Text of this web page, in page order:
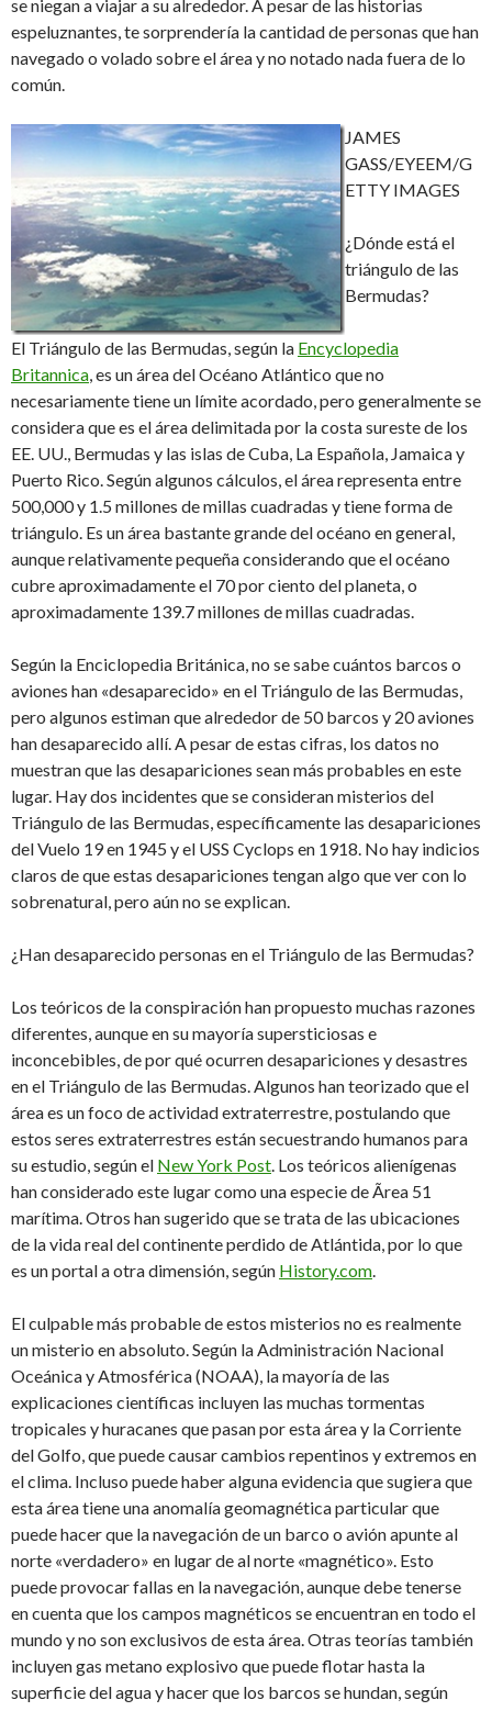
se niegan a viajar a su alrededor. A pesar de las historias
espeluznantes, te sorprendería la cantidad de personas que han
navegado o volado sobre el área y no notado nada fuera de lo
común.
JAMES
GASS/EYEEM/G
ETTY IMAGES
¿Dónde está el
triángulo de las
Bermudas?
El Triángulo de las Bermudas, según la Encyclopedia
Britannica, es un área del Océano Atlántico que no
necesariamente tiene un límite acordado, pero generalmente se
considera que es el área delimitada por la costa sureste de los
EE. UU., Bermudas y las islas de Cuba, La Española, Jamaica y
Puerto Rico. Según algunos cálculos, el área representa entre
500,000 y 1.5 millones de millas cuadradas y tiene forma de
triángulo. Es un área bastante grande del océano en general,
aunque relativamente pequeña considerando que el océano
cubre aproximadamente el 70 por ciento del planeta, o
aproximadamente 139.7 millones de millas cuadradas.
Según la Enciclopedia Británica, no se sabe cuántos barcos o
aviones han «desaparecido» en el Triángulo de las Bermudas,
pero algunos estiman que alrededor de 50 barcos y 20 aviones
han desaparecido allí. A pesar de estas cifras, los datos no
muestran que las desapariciones sean más probables en este
lugar. Hay dos incidentes que se consideran misterios del
Triángulo de las Bermudas, específicamente las desapariciones
del Vuelo 19 en 1945 y el USS Cyclops en 1918. No hay indicios
claros de que estas desapariciones tengan algo que ver con lo
sobrenatural, pero aún no se explican.
¿Han desaparecido personas en el Triángulo de las Bermudas?
Los teóricos de la conspiración han propuesto muchas razones
diferentes, aunque en su mayoría supersticiosas e
inconcebibles, de por qué ocurren desapariciones y desastres
en el Triángulo de las Bermudas. Algunos han teorizado que el
área es un foco de actividad extraterrestre, postulando que
estos seres extraterrestres están secuestrando humanos para
su estudio, según el New York Post. Los teóricos alienígenas
han considerado este lugar como una especie de Ãrea 51
marítima. Otros han sugerido que se trata de las ubicaciones
de la vida real del continente perdido de Atlántida, por lo que
es un portal a otra dimensión, según History.com.
El culpable más probable de estos misterios no es realmente
un misterio en absoluto. Según la Administración Nacional
Oceánica y Atmosférica (NOAA), la mayoría de las
explicaciones científicas incluyen las muchas tormentas
tropicales y huracanes que pasan por esta área y la Corriente
del Golfo, que puede causar cambios repentinos y extremos en
el clima. Incluso puede haber alguna evidencia que sugiera que
esta área tiene una anomalía geomagnética particular que
puede hacer que la navegación de un barco o avión apunte al
norte «verdadero» en lugar de al norte «magnético». Esto
puede provocar fallas en la navegación, aunque debe tenerse
en cuenta que los campos magnéticos se encuentran en todo el
mundo y no son exclusivos de esta área. Otras teorías también
incluyen gas metano explosivo que puede flotar hasta la
superficie del agua y hacer que los barcos se hundan, según